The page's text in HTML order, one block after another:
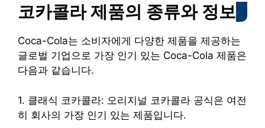
코카콜라 제품의 종류와 정보
Coca-Cola는 소비자에게 다양한 제품을 제공하는
글로벌 기업으로 가장 인기 있는 Coca-Cola 제품은
다음과 같습니다.
1. 클래식 코카콜라: 오리지널 코카콜라 공식은 여전
히 ​​회사의 가장 인기 있는 제품입니다.